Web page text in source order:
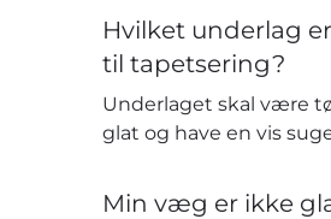
Hvilket underlag
til tapetsering?
Underlaget skal være
glat og have en vis
Min væg er ikke